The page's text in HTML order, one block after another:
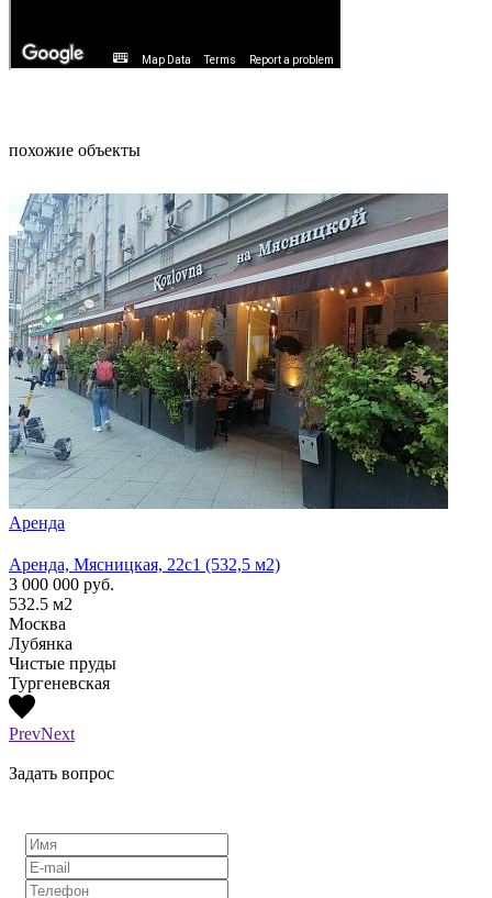
похожие объекты
Аренда
Аренда, Мясницкая, 22с1 (532,5 м2)
3 000 000 руб.
532.5 м2
Москва
Лубянка
Чистые пруды
Тургеневская
PrevNext
Задать вопрос